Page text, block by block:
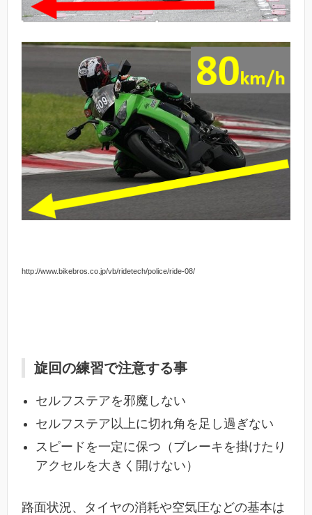
http://www.bikebros.co.jp/vb/ridetech/police/ride-08/
旋回の練習で注意する事
セルフステアを邪魔しない
セルフステア以上に切れ角を足し過ぎない
スピードを一定に保つ（ブレーキを掛けたり
アクセルを大きく開けない）
路面状況、タイヤの消耗や空気圧などの基本は